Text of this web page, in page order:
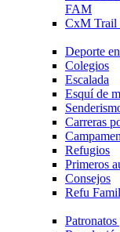
FAM
CxM
Deporte
Colegios
Escalada
Esquí de
Carreras
Refugios
Primeros
Consejos
Refu